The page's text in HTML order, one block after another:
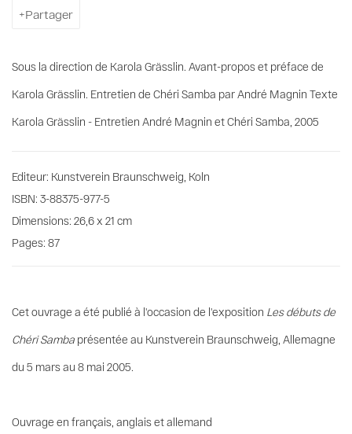
Partager
Sous la direction de Karola Grässlin. Avant-propos et préface de
Karola Grässlin. Entretien de Chéri Samba par André Magnin Texte
Karola Grässlin - Entretien André Magnin et Chéri Samba, 2005
Editeur: Kunstverein Braunschweig, Koln
ISBN: 3-88375-977-5
Dimensions: 26,6 x 21 cm
Pages: 87
Cet ouvrage a été publié à l'occasion de l'exposition Les débuts de
Chéri Samba présentée au Kunstverein Braunschweig, Allemagne
du 5 mars au 8 mai 2005.
Ouvrage en français, anglais et allemand